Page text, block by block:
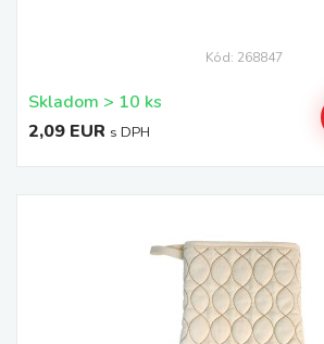
Kód: 268847
Skladom > 10 ks
2,09 EUR s DPH